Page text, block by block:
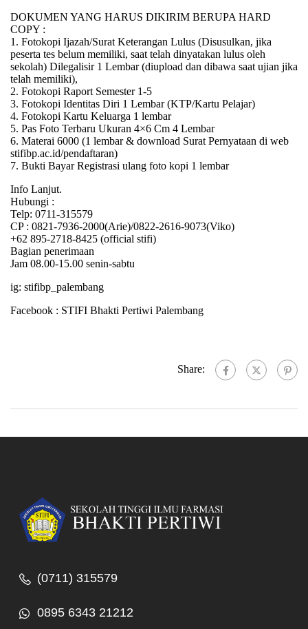
DOKUMEN YANG HARUS DIKIRIM BERUPA HARD
COPY :
1. Fotokopi Ijazah/Surat Keterangan Lulus (Disusulkan, jika
peserta tes belum memiliki, saat telah dinyatakan lulus oleh
sekolah) Dilegalisir 1 Lembar (diupload dan dibawa saat ujian jika
telah memiliki),
2. Fotokopi Raport Semester 1-5
3. Fotokopi Identitas Diri 1 Lembar (KTP/Kartu Pelajar)
4. Fotokopi Kartu Keluarga 1 lembar
5. Pas Foto Terbaru Ukuran 4×6 Cm 4 Lembar
6. Materai 6000 (1 lembar & download Surat Pernyataan di web
stifibp.ac.id/pendaftaran)
7. Bukti Bayar Registrasi ulang foto kopi 1 lembar
Info Lanjut.
Hubungi :
Telp: 0711-315579
CP : 0821-7936-2000(Arie)/0822-2616-9073(Viko)
+62 895-2718-8425 (official stifi)
Bagian penerimaan
Jam 08.00-15.00 senin-sabtu
ig: stifibp_palembang
Facebook : STIFI Bhakti Pertiwi Palembang
Share:
(0711) 315579
0895 6343 21212